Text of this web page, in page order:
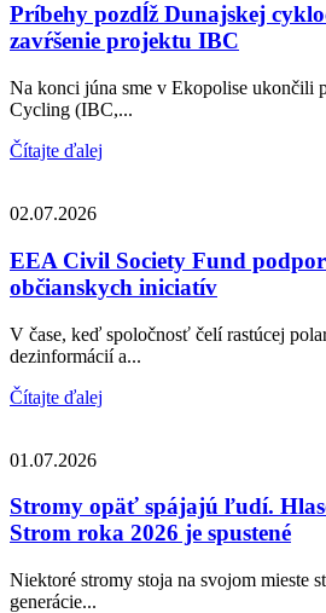
Príbehy pozdĺž Dunajskej
zavŕšenie projektu IBC
Na konci júna sme v Ekopolise ukončili
Cycling (IBC,...
Čítajte ďalej
02.07.2026
EEA Civil Society Fund
občianskych iniciatív
V čase, keď spoločnosť čelí rastúcej
dezinformácií a...
Čítajte ďalej
01.07.2026
Stromy opäť spájajú ľudí.
Strom roka 2026 je spustené
Niektoré stromy stoja na svojom mieste
generácie...